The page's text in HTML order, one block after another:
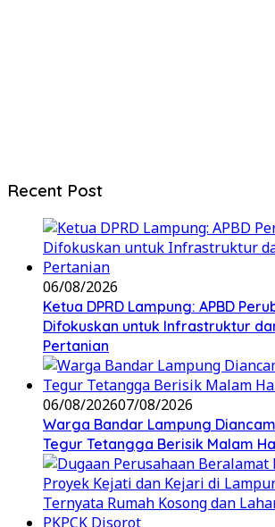
Recent Post
06/08/2026
Ketua DPRD Lampung: APBD
Difokuskan untuk Infrastruktur
Pertanian
06/08/202607/08/2026
Warga Bandar Lampung
Tegur Tetangga Berisik Malam